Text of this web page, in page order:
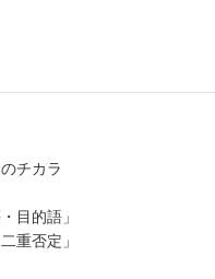
チカラ
目的語」
重否定」